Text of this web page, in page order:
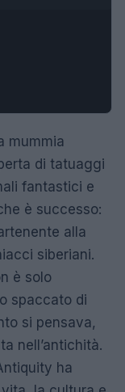
mummia
di tatuaggi
fantastici e
è successo:
alla
siberiani.
è solo
spaccato di
si pensava,
nell’antichità.
ha